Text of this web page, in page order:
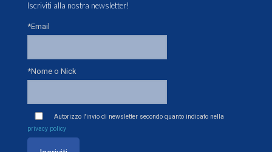
Iscriviti alla nostra newsletter!
*Email
*Nome o Nick
Autorizzo l'invio di newsletter secondo quanto indicato nella
privacy policy